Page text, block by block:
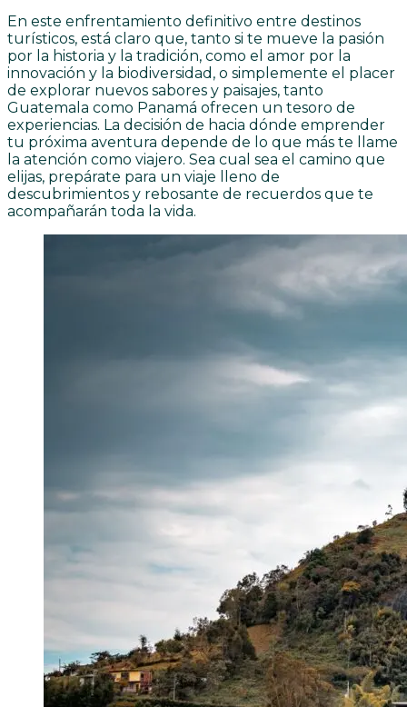
En este enfrentamiento definitivo entre destinos
turísticos, está claro que, tanto si te mueve la pasión
por la historia y la tradición, como el amor por la
innovación y la biodiversidad, o simplemente el placer
de explorar nuevos sabores y paisajes, tanto
Guatemala como Panamá ofrecen un tesoro de
experiencias. La decisión de hacia dónde emprender
tu próxima aventura depende de lo que más te llame
la atención como viajero. Sea cual sea el camino que
elijas, prepárate para un viaje lleno de
descubrimientos y rebosante de recuerdos que te
acompañarán toda la vida.